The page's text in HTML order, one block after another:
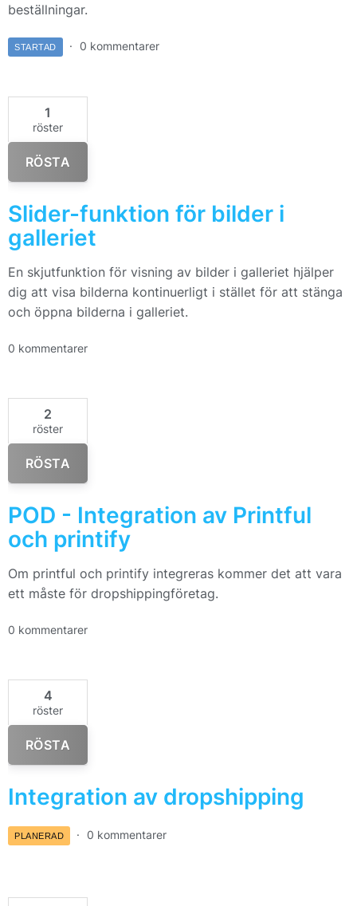
beställningar.
STARTAD 0 kommentarer
1
röster
RÖSTA
Slider-funktion för bilder i
galleriet
En skjutfunktion för visning av bilder i galleriet hjälper
dig att visa bilderna kontinuerligt i stället för att stänga
och öppna bilderna i galleriet.
0 kommentarer
2
röster
RÖSTA
POD - Integration av Printful
och printify
Om printful och printify integreras kommer det att vara
ett måste för dropshippingföretag.
0 kommentarer
4
röster
RÖSTA
Integration av dropshipping
PLANERAD 0 kommentarer